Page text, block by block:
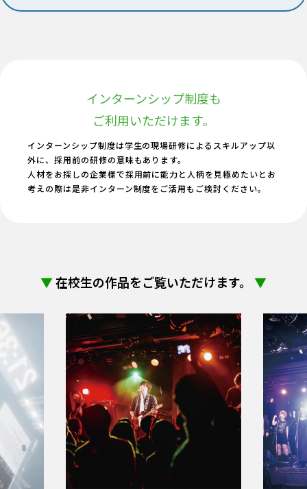
インターンシップ制度も
ご利用いただけます。
インターンシップ制度は学生の現場研修によるスキルアップ以
外に、採用前の研修の意味もあります。
人材をお探しの企業様で採用前に能力と人柄を見極めたいとお
考えの際は是非インターン制度をご活用もご検討ください。
▼在校生の作品をご覧いただけます。 ▼